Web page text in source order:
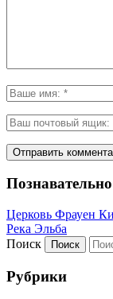
Познавательно
Церковь Фрауен
Река Эльба
Поиск
Рубрики